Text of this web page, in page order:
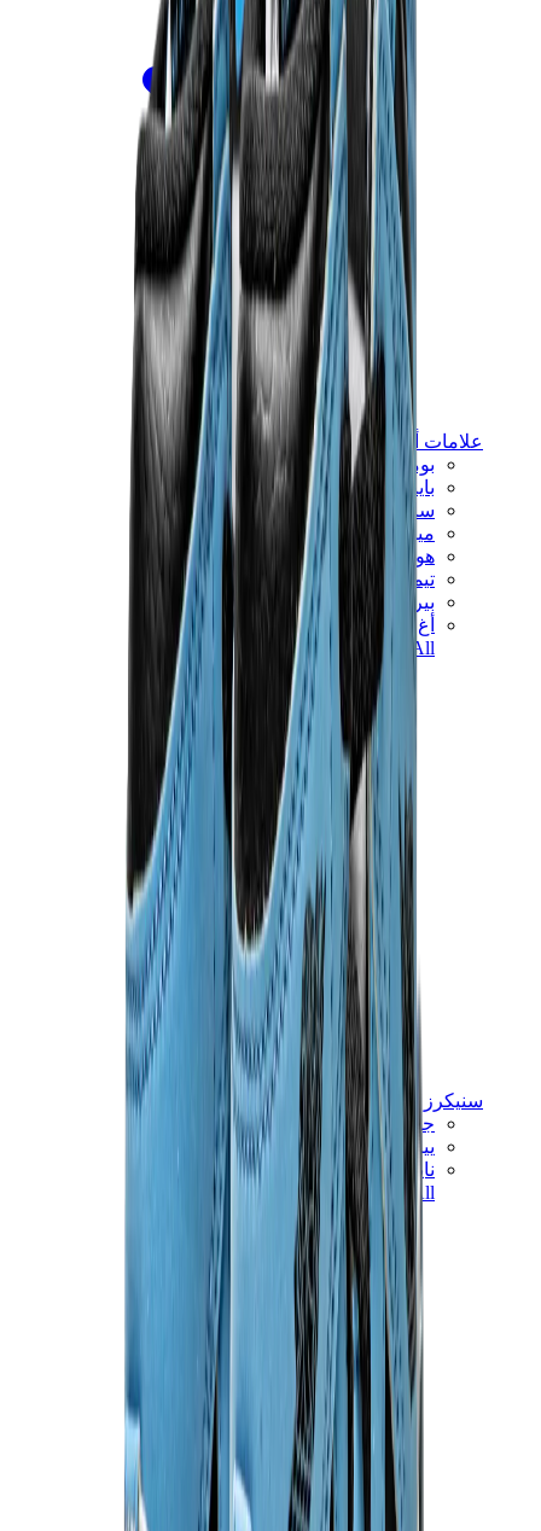
علامات أخرى
بوما
بايب
سالومون
ميزون ميهارا
هوكا
تيمبرلاند
بيركنستوك
أغ
View All
علامات أخرى
سنيكرز للأطفال
جوردن للأطفال
ييزي للأطفال
نايكي للأطفال
View All سنيكرز للأطفال